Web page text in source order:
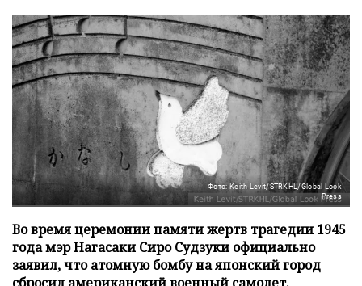
Фото: Keith Levit/STRKHL/Global Look
Press
Во время церемонии памяти жертв трагедии 1945
года мэр Нагасаки Сиро Судзуки официально
заявил, что атомную бомбу на японский город